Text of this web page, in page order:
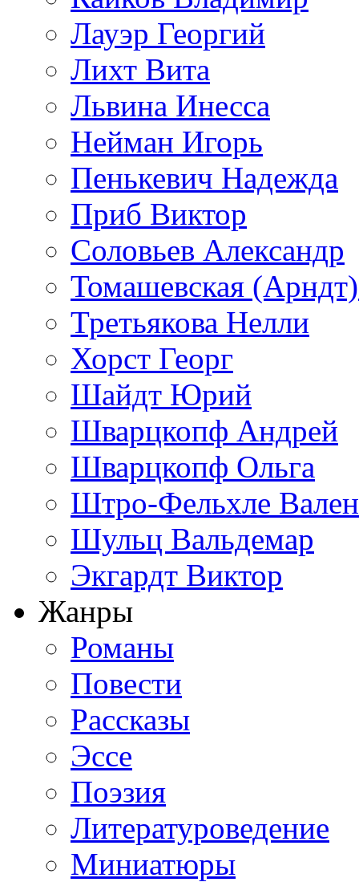
Лауэр Георгий
Лихт Вита
Львина Инесса
Нейман Игорь
Пенькевич Надежда
Приб Виктор
Соловьев Александр
Томашевская
Третьякова Нелли
Хорст Георг
Шайдт Юрий
Шварцкопф Андрей
Шварцкопф Ольга
Штро-Фельхле
Шульц Вальдемар
Экгардт Виктор
Жанры
Романы
Повести
Рассказы
Эссе
Поэзия
Литературоведение
Миниатюры